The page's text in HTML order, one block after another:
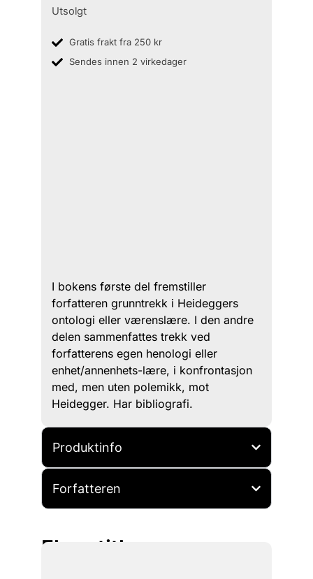
Utsolgt
Gratis frakt fra 250 kr
Sendes innen 2 virkedager
I bokens første del fremstiller
forfatteren grunntrekk i Heideggers
ontologi eller værenslære. I den andre
delen sammenfattes trekk ved
forfatterens egen henologi eller
enhet/annenhets-lære, i konfrontasjon
med, men uten polemikk, mot
Heidegger. Har bibliografi.
Produktinfo
Forfatteren
Flere titler